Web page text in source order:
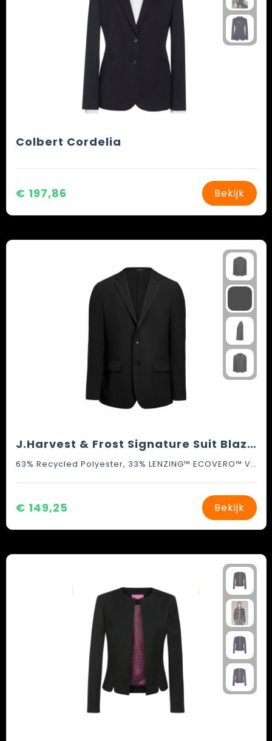
Colbert Cordelia
€ 197,86 Bekijk
J.Harvest & Frost Signature Suit Blazer
63% Recycled Polyester, 33% LENZING™ ECOVERO™ Viscose, 4% Elastane
€ 149,25 Bekijk